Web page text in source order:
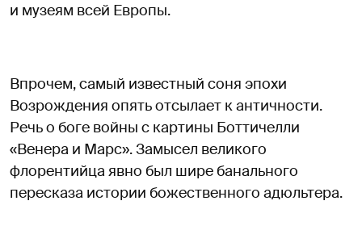
и музеям всей Европы.
Впрочем, самый известный соня эпохи
Возрождения опять отсылает к античности.
Речь о боге войны с картины Боттичелли
«Венера и Марс». Замысел великого
флорентийца явно был шире банального
пересказа истории божественного адюльтера.